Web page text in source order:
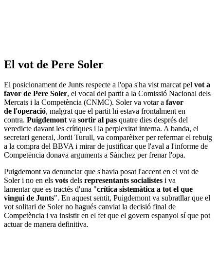
El vot de Pere Soler
El posicionament de Junts respecte a l'opa s'ha vist marcat pel vot a
favor de Pere Soler, el vocal del partit a la Comissió Nacional dels
Mercats i la Competència (CNMC). Soler va votar a favor
de l'operació, malgrat que el partit hi estava frontalment en
contra. Puigdemontva sortir al pas quatre dies després del
veredicte davant les crítiques i la perplexitat interna. A banda, el
secretari general, Jordi Turull, va comparèixer per refermar el rebuig
a la compra del BBVA i mirar de justificar que l'aval a l'informe de
Competència donava arguments a Sánchez per frenar l'opa.
Puigdemont va denunciar que s'havia posat l'accent en el vot de
Soler i no en els vots dels representants socialistes i va
lamentar que es tractés d'una "crítica sistemàtica a tot el que
vingui de Junts". En aquest sentit, Puigdemont va subratllar que el
vot solitari de Soler no hagués canviat la decisió final de
Competència i va insistir en el fet que el govern espanyol sí que pot
actuar de manera definitiva.